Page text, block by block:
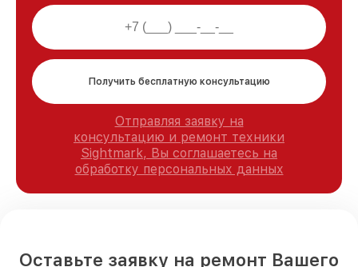
Получить бесплатную консультацию
Отправляя заявку на
консультацию и ремонт техники
Sightmark, Вы соглашаетесь на
обработку персональных данных
Оставьте заявку на ремонт Вашего